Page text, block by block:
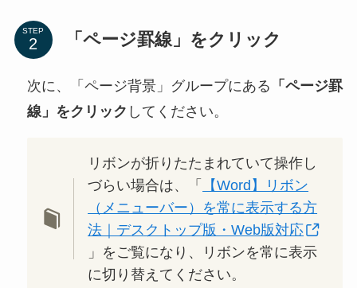
STEP 「ページ罫線」をクリック
次に、「ページ背景」グループにある 「ページ罫
線」をクリック してください。
リボンが折りたたまれていて操作し
づらい場合は、「
【Word】リボン
（メニューバー）を常に表示する方
法｜デスクトップ版・Web版対応
」をご覧になり、リボンを常に表示
に切り替えてください。